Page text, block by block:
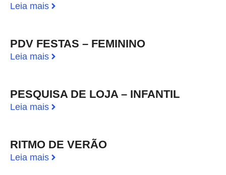
Leia mais
PDV FESTAS – FEMININO
Leia mais
PESQUISA DE LOJA – INFANTIL
Leia mais
RITMO DE VERÃO
Leia mais